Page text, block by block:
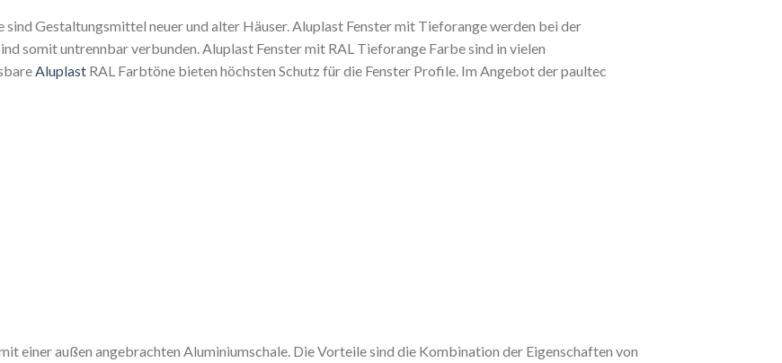
Gestaltungsmittel neuer und alter Häuser. Aluplast Fenster mit Tieforange werden bei der
somit untrennbar verbunden. Aluplast Fenster mit RAL Tieforange Farbe sind in vielen
Aluplast RAL Farbtöne bieten höchsten Schutz für die Fenster Profile. Im Angebot der paultec
einer außen angebrachten Aluminiumschale. Die Vorteile sind die Kombination der Eigenschaften von